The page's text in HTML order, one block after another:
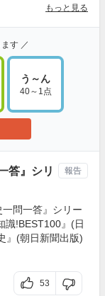
もっと見る
す ／
う～ん
40～1点
答』シリ
問一答』シリー
識!BEST100』(日
』(朝日新聞出版)
53
報告